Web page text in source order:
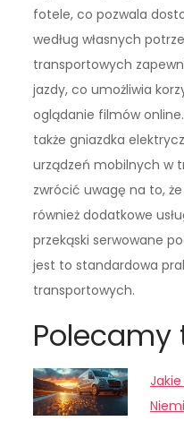
fotele, co pozwala
według własnych
transportowych
jazdy, co umożliwia
oglądanie filmów
także gniazdka
urządzeń mobilnych w
zwrócić uwagę na to,
również dodatkowe
przekąski serwowane
jest to standardowa
transportowych.
Polecamy